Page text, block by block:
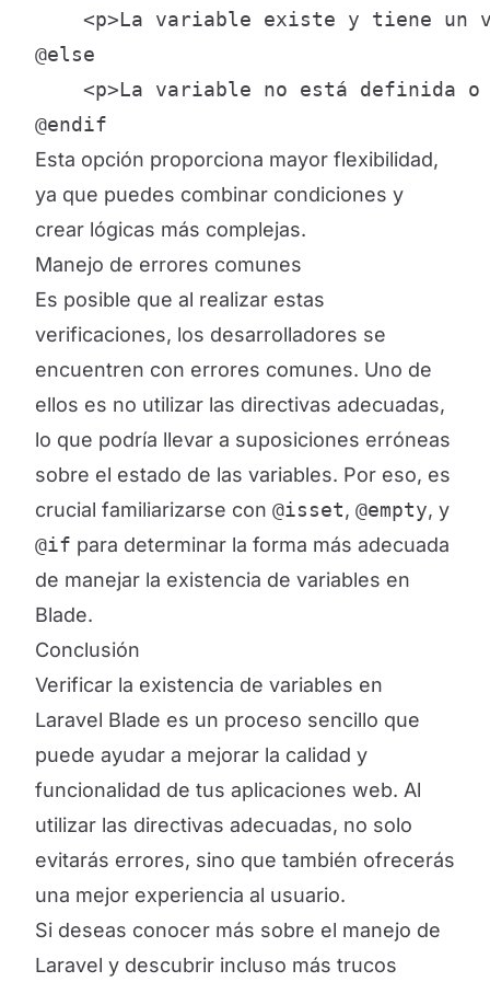
<p>La variable existe y tiene un
@else
<p>La variable no está definida o
@endif
Esta opción proporciona mayor flexibilidad,
ya que puedes combinar condiciones y
crear lógicas más complejas.
Manejo de errores comunes
Es posible que al realizar estas
verificaciones, los desarrolladores se
encuentren con errores comunes. Uno de
ellos es no utilizar las directivas adecuadas,
lo que podría llevar a suposiciones erróneas
sobre el estado de las variables. Por eso, es
crucial familiarizarse con @isset, @empty, y
@if para determinar la forma más adecuada
de manejar la existencia de variables en
Blade.
Conclusión
Verificar la existencia de variables en
Laravel Blade es un proceso sencillo que
puede ayudar a mejorar la calidad y
funcionalidad de tus aplicaciones web. Al
utilizar las directivas adecuadas, no solo
evitarás errores, sino que también ofrecerás
una mejor experiencia al usuario.
Si deseas conocer más sobre el manejo de
Laravel y descubrir incluso más trucos